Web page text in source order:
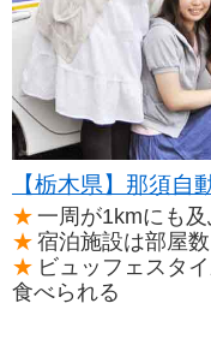
【栃木県】那須自
一周が1kmにも
宿泊施設は部屋
ビュッフェスタ
食べられる